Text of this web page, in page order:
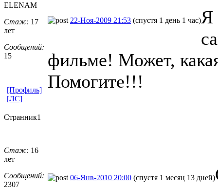
ELENAM
Стаж: 17
лет
Сообщений:
15
22-Ноя-2009 21:53 (спустя 1 день 1 час)Я
фильме! Может,
Помогите!!!
[Профиль]
[ЛС]
Странник1
Стаж: 16
лет
Сообщений:
2307
06-Янв-2010 20:00 (спустя 1 месяц 13 дней)